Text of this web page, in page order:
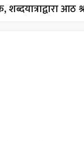
शब्दयात्राद्वारा आठ